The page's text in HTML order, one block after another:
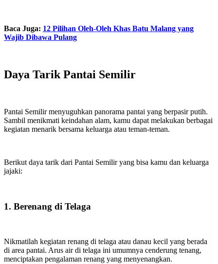
Baca Juga: 12 Pilihan Oleh-Oleh Khas Batu Malang yang
Wajib Dibawa Pulang
Daya Tarik Pantai Semilir
Pantai Semilir menyuguhkan panorama pantai yang berpasir putih.
Sambil menikmati keindahan alam, kamu dapat melakukan berbagai
kegiatan menarik bersama keluarga atau teman-teman.
Berikut daya tarik dari Pantai Semilir yang bisa kamu dan keluarga
jajaki:
1. Berenang di Telaga
Nikmatilah kegiatan renang di telaga atau danau kecil yang berada
di area pantai. Arus air di telaga ini umumnya cenderung tenang,
menciptakan pengalaman renang yang menyenangkan.